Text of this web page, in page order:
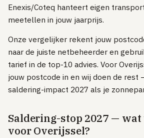
Odido
Tweak
Plinq
MOBIEL
Sim-only vergelijken
TOP PROVIDERS
KPN
Enexis/Coteq hanteert eigen
meetellen in jouw jaarprijs.
Onze vergelijker rekent jouw
naar de juiste netbeheerder en
tarief in de top-10 advies. Voor
jouw postcode in en wij doen de rest
saldering-impact 2027 als je
Saldering-stop 2027 —
voor Overijssel?